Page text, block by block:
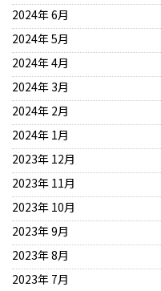
2024年 6月
2024年 5月
2024年 4月
2024年 3月
2024年 2月
2024年 1月
2023年 12月
2023年 11月
2023年 10月
2023年 9月
2023年 8月
2023年 7月